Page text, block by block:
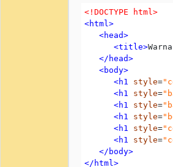
<!DOCTYPE html>
<html>
   <head>
      <title>
   </head>
   <body>
      <h1
style=
      <h1
style=
      <h1
style=
      <h1
style=
      <h1
style=
      <h1
style=
   </body>
</html>